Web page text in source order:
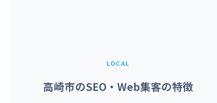
LOCAL
高崎市のSEO・Web集客の特徴